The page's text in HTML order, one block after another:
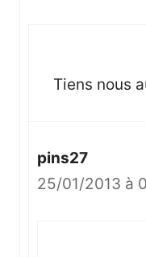
Tiens nous
pins27
25/01/2013 à